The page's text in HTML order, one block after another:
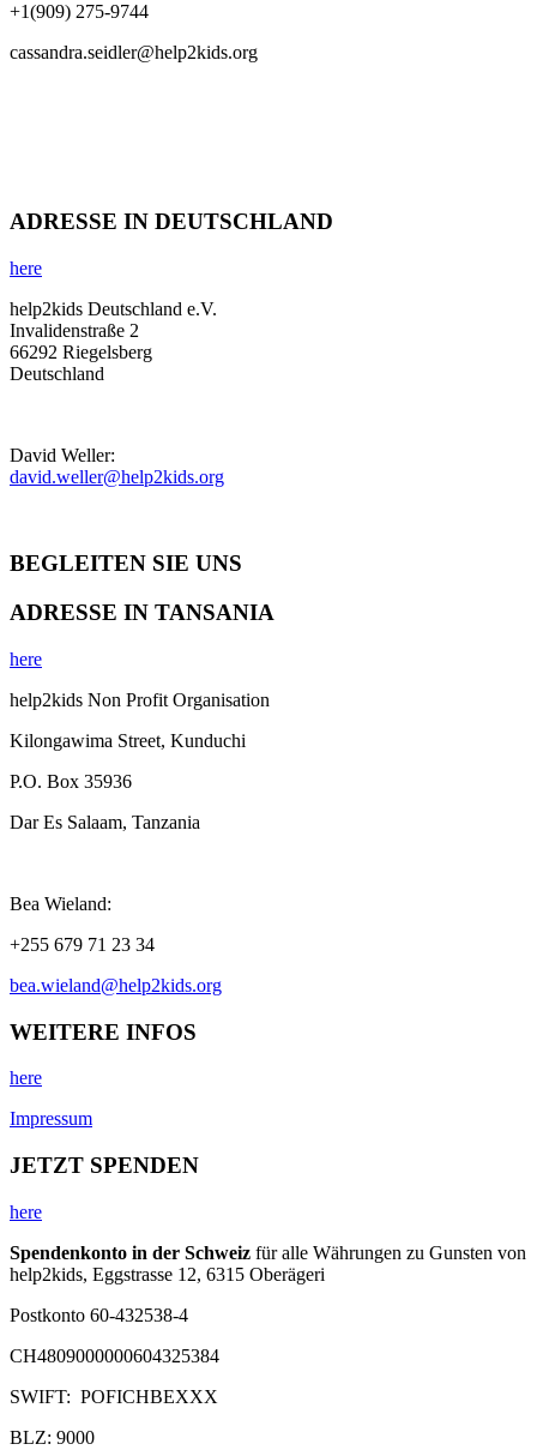
+1(909) 275-9744
cassandra.seidler@help2kids.org
ADRESSE IN DEUTSCHLAND
here
help2kids Deutschland e.V.
Invalidenstraße 2
66292 Riegelsberg
Deutschland
David Weller:
david.weller@help2kids.org
BEGLEITEN SIE UNS
ADRESSE IN TANSANIA
here
help2kids Non Profit Organisation
Kilongawima Street, Kunduchi
P.O. Box 35936
Dar Es Salaam, Tanzania
Bea Wieland:
+255 679 71 23 34
bea.wieland@help2kids.org
WEITERE INFOS
here
Impressum
JETZT SPENDEN
here
Spendenkonto in der Schweiz für alle Währungen zu Gunsten von
help2kids, Eggstrasse 12, 6315 Oberägeri
Postkonto 60-432538-4
CH4809000000604325384
SWIFT: POFICHBEXXX
BLZ: 9000